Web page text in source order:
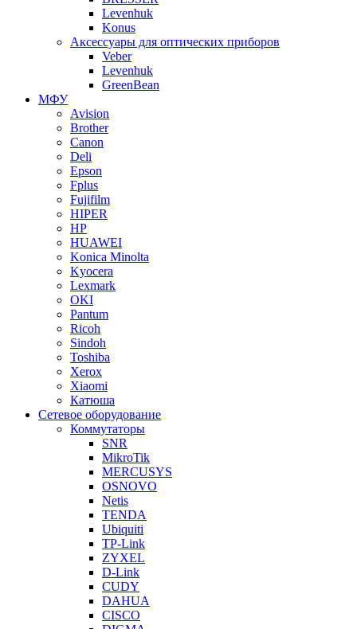
Levenhuk
Konus
Аксессуары для оптических приборов
Veber
Levenhuk
GreenBean
МФУ
Avision
Brother
Canon
Deli
Epson
Fplus
Fujifilm
HIPER
HP
HUAWEI
Konica Minolta
Kyocera
Lexmark
OKI
Pantum
Ricoh
Sindoh
Toshiba
Xerox
Xiaomi
Катюша
Сетевое оборудование
Коммутаторы
SNR
MikroTik
MERCUSYS
OSNOVO
Netis
TENDA
Ubiquiti
TP-Link
ZYXEL
D-Link
CUDY
DAHUA
CISCO